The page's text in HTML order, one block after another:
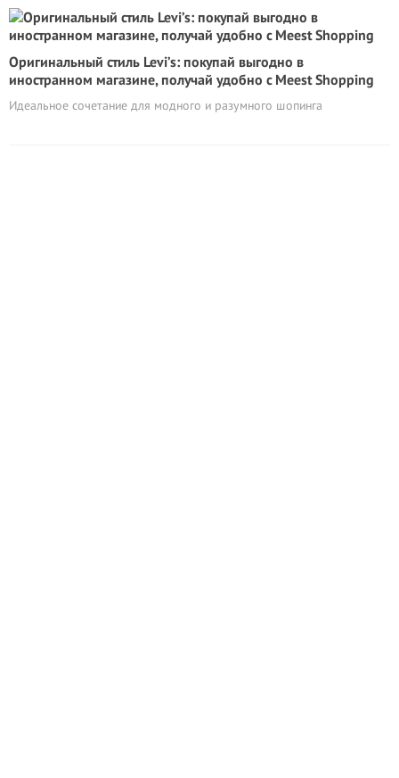
Оригинальный стиль Levi’s: покупай выгодно в
иностранном магазине, получай удобно с Meest Shopping
Идеальное сочетание для модного и разумного шопинга